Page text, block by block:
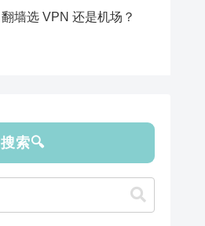
翻墙选 VPN 还是机场？
搜索🔍